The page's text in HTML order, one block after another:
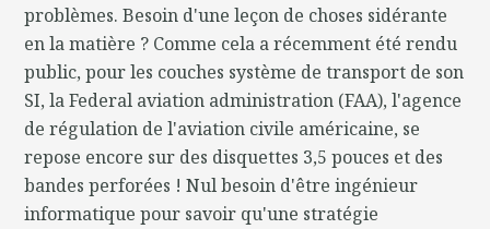
problèmes. Besoin d'une leçon de choses sidérante
en la matière ? Comme cela a récemment été rendu
public, pour les couches système de transport de son
SI, la Federal aviation administration (FAA), l'agence
de régulation de l'aviation civile américaine, se
repose encore sur des disquettes 3,5 pouces et des
bandes perforées ! Nul besoin d'être ingénieur
informatique pour savoir qu'une stratégie